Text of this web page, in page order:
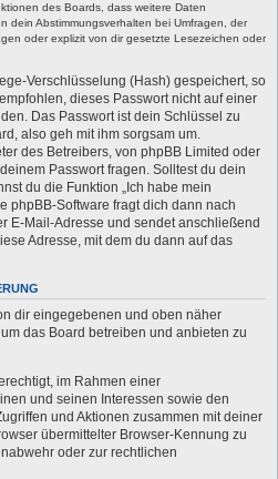
des Boards, dass weitere Daten
dein Abstimmungsverhalten bei Umfragen, der
oder explizit von dir gesetzte Lesezeichen oder
Verschlüsselung (Hash) gespeichert, so
dieses Passwort nicht auf einer
Das Passwort ist dein Schlüssel zu
also geh mit ihm sorgsam um.
des Betreibers, von phpBB Limited oder
Passwort fragen. Solltest du dein
du die Funktion „Ich habe mein
phpBB-Software fragt dich dann nach
E-Mail-Adresse und sendet anschließend
Adresse, mit dem du dann auf das
dir eingegebenen und oben näher
das Board betreiben und anbieten zu
im Rahmen einer
und seinen Interessen sowie den
und Aktionen zusammen mit deiner
übermittelter Browser-Kennung zu
oder zur rechtlichen